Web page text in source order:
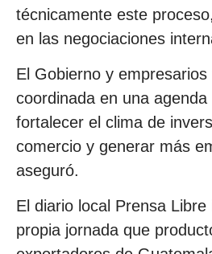
técnicamente este
en las negociaciones
El Gobierno y
coordinada en una
fortalecer el clima de
comercio y generar más
aseguró.
El diario local Prensa
propia jornada que